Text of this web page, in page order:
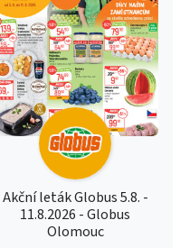
Akční leták Globus 5.8. -
11.8.2026 - Globus
Olomouc